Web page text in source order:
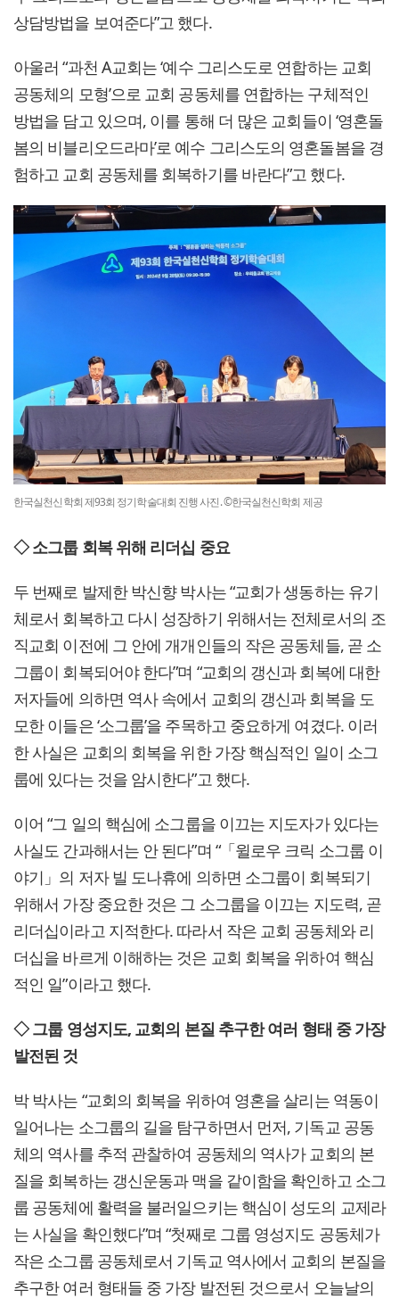
상담방법을 보여준다”고 했다.
아울러 “과천 A교회는 ‘예수 그리스도로 연합하는 교회
공동체의 모형’으로 교회 공동체를 연합하는 구체적인
방법을 담고 있으며, 이를 통해 더 많은 교회들이 ‘영혼돌
봄의 비블리오드라마’로 예수 그리스도의 영혼돌봄을 경
험하고 교회 공동체를 회복하기를 바란다”고 했다.
한국실천신학회 제93회 정기학술대회 진행 사진. ©한국실천신학회 제공
◇ 소그룹 회복 위해 리더십 중요
두 번째로 발제한 박신향 박사는 “교회가 생동하는 유기
체로서 회복하고 다시 성장하기 위해서는 전체로서의 조
직교회 이전에 그 안에 개개인들의 작은 공동체들, 곧 소
그룹이 회복되어야 한다”며 “교회의 갱신과 회복에 대한
저자들에 의하면 역사 속에서 교회의 갱신과 회복을 도
모한 이들은 ‘소그룹’을 주목하고 중요하게 여겼다. 이러
한 사실은 교회의 회복을 위한 가장 핵심적인 일이 소그
룹에 있다는 것을 암시한다”고 했다.
이어 “그 일의 핵심에 소그룹을 이끄는 지도자가 있다는
사실도 간과해서는 안 된다”며 “「윌로우 크릭 소그룹 이
야기」의 저자 빌 도나휴에 의하면 소그룹이 회복되기
위해서 가장 중요한 것은 그 소그룹을 이끄는 지도력, 곧
리더십이라고 지적한다. 따라서 작은 교회 공동체와 리
더십을 바르게 이해하는 것은 교회 회복을 위하여 핵심
적인 일”이라고 했다.
◇ 그룹 영성지도, 교회의 본질 추구한 여러 형태 중 가장
발전된 것
박 박사는 “교회의 회복을 위하여 영혼을 살리는 역동이
일어나는 소그룹의 길을 탐구하면서 먼저, 기독교 공동
체의 역사를 추적 관찰하여 공동체의 역사가 교회의 본
질을 회복하는 갱신운동과 맥을 같이함을 확인하고 소그
룹 공동체에 활력을 불러일으키는 핵심이 성도의 교제라
는 사실을 확인했다”며 “첫째로 그룹 영성지도 공동체가
작은 소그룹 공동체로서 기독교 역사에서 교회의 본질을
추구한 여러 형태들 중 가장 발전된 것으로서 오늘날의